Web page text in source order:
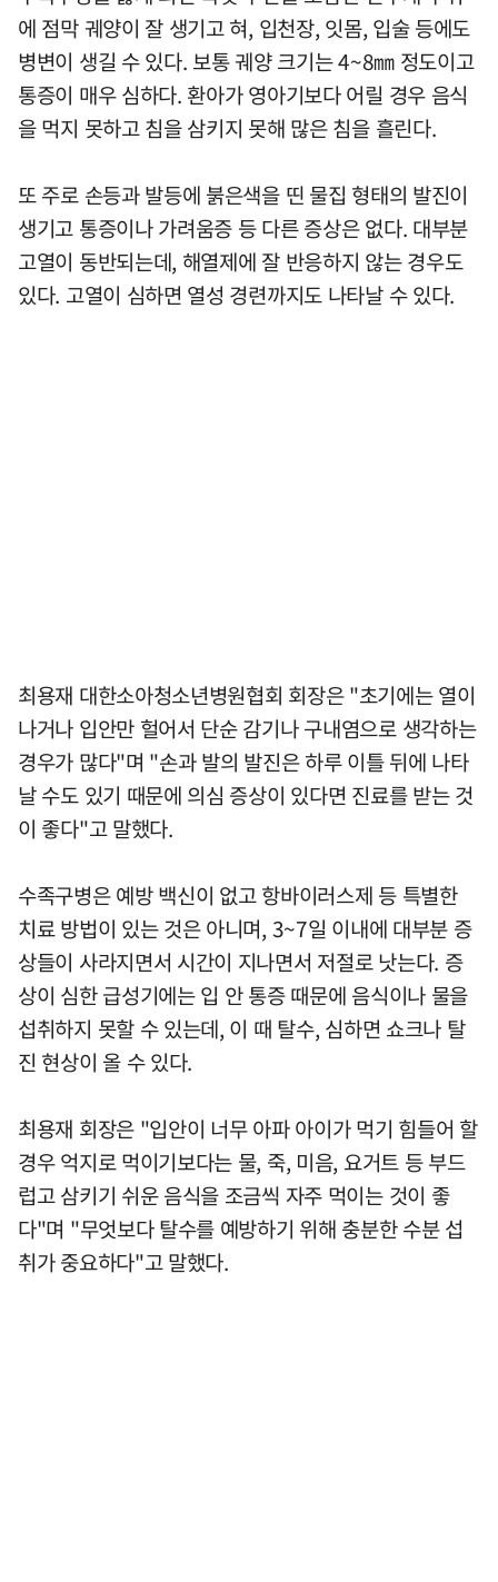
에 점막 궤양이 잘 생기고 혀, 입천장, 잇몸, 입술 등에도
병변이 생길 수 있다. 보통 궤양 크기는 4~8㎜ 정도이고
통증이 매우 심하다. 환아가 영아기보다 어릴 경우 음식
을 먹지 못하고 침을 삼키지 못해 많은 침을 흘린다.
또 주로 손등과 발등에 붉은색을 띤 물집 형태의 발진이
생기고 통증이나 가려움증 등 다른 증상은 없다. 대부분
고열이 동반되는데, 해열제에 잘 반응하지 않는 경우도
있다. 고열이 심하면 열성 경련까지도 나타날 수 있다.
최용재 대한소아청소년병원협회 회장은 "초기에는 열이
나거나 입안만 헐어서 단순 감기나 구내염으로 생각하는
경우가 많다"며 "손과 발의 발진은 하루 이틀 뒤에 나타
날 수도 있기 때문에 의심 증상이 있다면 진료를 받는 것
이 좋다"고 말했다.
수족구병은 예방 백신이 없고 항바이러스제 등 특별한
치료 방법이 있는 것은 아니며, 3~7일 이내에 대부분 증
상들이 사라지면서 시간이 지나면서 저절로 낫는다. 증
상이 심한 급성기에는 입 안 통증 때문에 음식이나 물을
섭취하지 못할 수 있는데, 이 때 탈수, 심하면 쇼크나 탈
진 현상이 올 수 있다.
최용재 회장은 "입안이 너무 아파 아이가 먹기 힘들어 할
경우 억지로 먹이기보다는 물, 죽, 미음, 요거트 등 부드
럽고 삼키기 쉬운 음식을 조금씩 자주 먹이는 것이 좋
다"며 "무엇보다 탈수를 예방하기 위해 충분한 수분 섭
취가 중요하다"고 말했다.